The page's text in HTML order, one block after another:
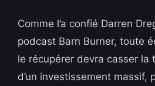
Comme l’a confié Darren
podcast Barn Burner, toute
le récupérer devra casser la
d’un investissement massif,